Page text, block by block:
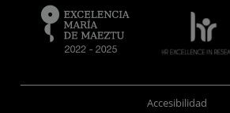
Accesibilidad